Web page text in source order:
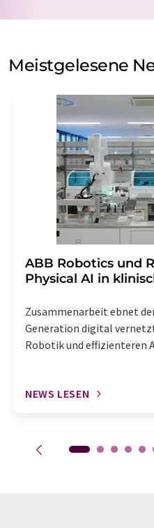
auf Basis unserer
Meinungsforschung per E-
Einwilligung können Sie
Str. 2, 12489 Berlin oder per E-
widerruf@lumitos.commit
widerrufen. Zudem ist in
Abbestellung des
enthalten.
Meistgelesene
​​​​​​​ABB Robotics und
Physical AI in
Zusammenarbeit ebnet
Generation digital
Robotik und effizienteren
NEWS LESEN